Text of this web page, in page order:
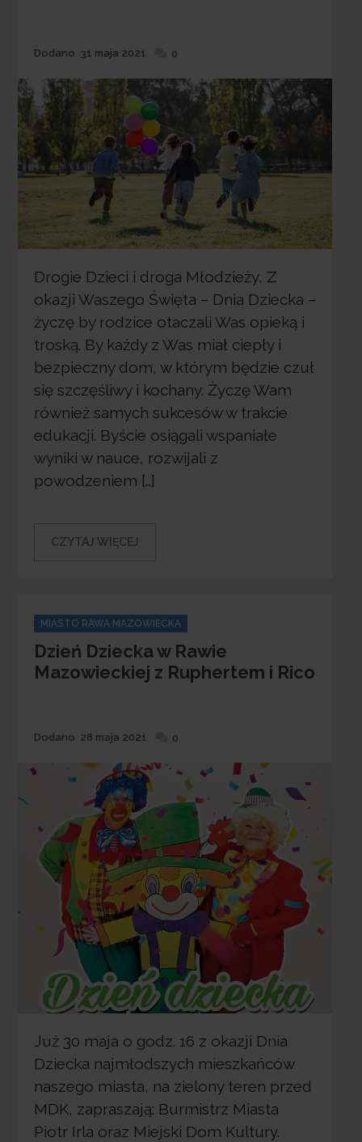
Dodane
Dodano 31 maja 2021 0
Drogie Dzieci i droga Młodzieży, Z
okazji Waszego Święta – Dnia Dziecka –
życzę by rodzice otaczali Was opieką i
troską. By każdy z Was miał ciepły i
bezpieczny dom, w którym będzie czuł
się szczęśliwy i kochany. Życzę Wam
również samych sukcesów w trakcie
edukacji. Byście osiągali wspaniałe
wyniki w nauce, rozwijali z
powodzeniem […]
CZYTAJ WIĘCEJ
Categories
MIASTO RAWA MAZOWIECKA
Dzień Dziecka w Rawie
Mazowieckiej z Ruphertem i Rico
Dodane
Dodano 28 maja 2021 0
Już 30 maja o godz. 16 z okazji Dnia
Dziecka najmłodszych mieszkańców
naszego miasta, na zielony teren przed
MDK, zapraszają: Burmistrz Miasta
Piotr Irla oraz Miejski Dom Kultury.